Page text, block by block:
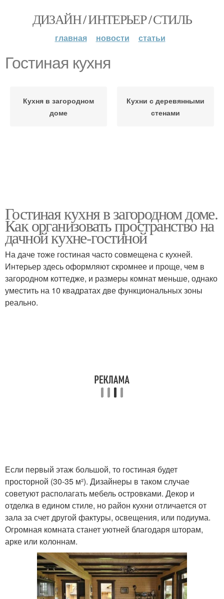
ДИЗАЙН / ИНТЕРЬЕР / СТИЛЬ
главная новости статьи
Гостиная кухня
Кухня в загородном
доме
Кухни с деревянными
стенами
Гостиная кухня в загородном доме.
Как организовать пространство на
дачной кухне-гостиной
На даче тоже гостиная часто совмещена с кухней.
Интерьер здесь оформляют скромнее и проще, чем в
загородном коттедже, и размеры комнат меньше, однако
уместить на 10 квадратах две функциональных зоны
реально.
Если первый этаж большой, то гостиная будет
просторной (30-35 м²). Дизайнеры в таком случае
советуют располагать мебель островками. Декор и
отделка в едином стиле, но район кухни отличается от
зала за счет другой фактуры, освещения, или подиума.
Огромная комната станет уютней благодаря шторам,
арке или колоннам.